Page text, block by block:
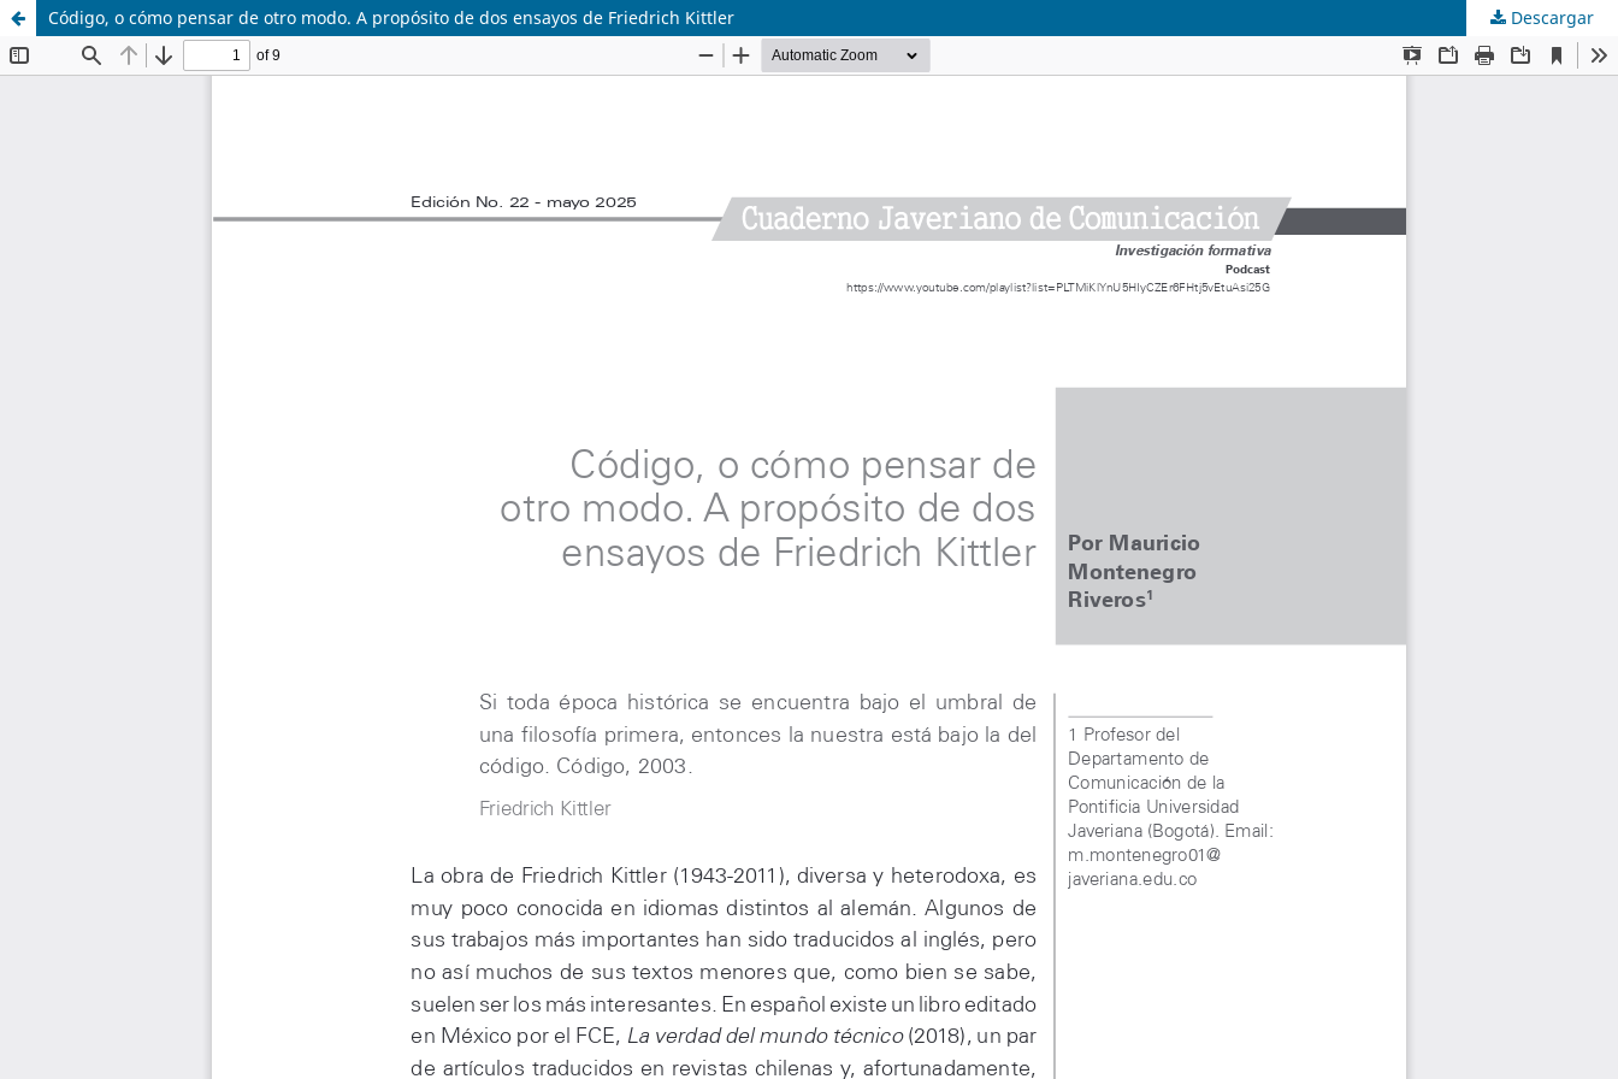
Código, o cómo pensar de otro modo. A propósito de dos ensayos de Friedrich Kittler Descargar